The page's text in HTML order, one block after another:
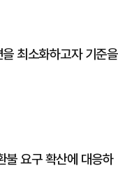
최소화하고자 기준을
불 요구 확산에 대응하